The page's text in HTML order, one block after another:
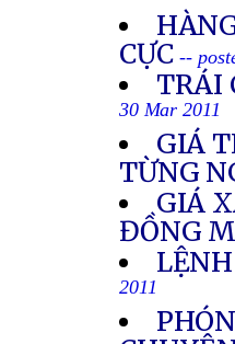
CỰC--
TRÁI
30 Mar 2011
GIÁ
TỪNG
GIÁ
ĐỒNG
2011